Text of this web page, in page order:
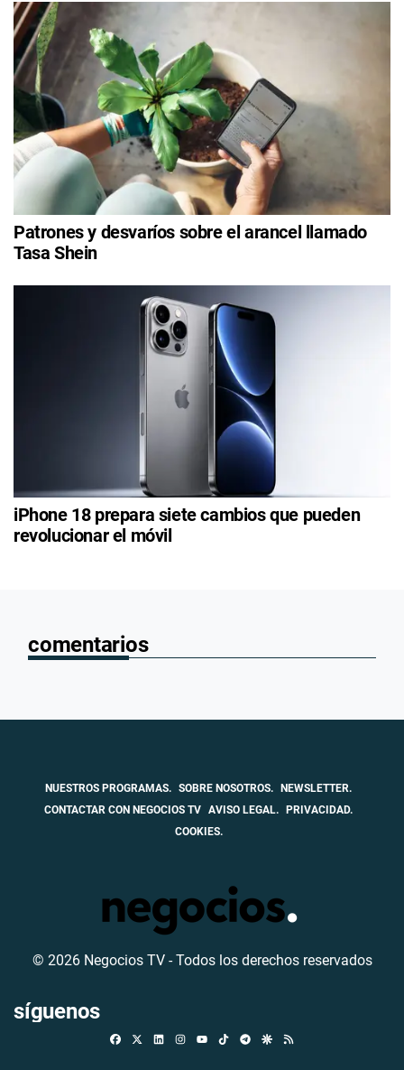
Patrones y desvaríos sobre el arancel llamado
Tasa Shein
iPhone 18 prepara siete cambios que pueden
revolucionar el móvil
comentarios
NUESTROS PROGRAMAS. SOBRE NOSOTROS. NEWSLETTER.
CONTACTAR CON NEGOCIOS TV AVISO LEGAL. PRIVACIDAD.
COOKIES.
© 2026 Negocios TV - Todos los derechos reservados
síguenos
FacebookLinkedinInstagramTikTokTelegramGoogle Discover